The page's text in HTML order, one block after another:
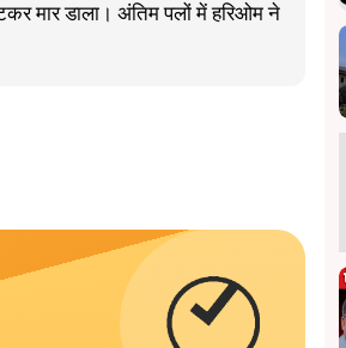
मार डाला। अंतिम पलों में हरिओम ने